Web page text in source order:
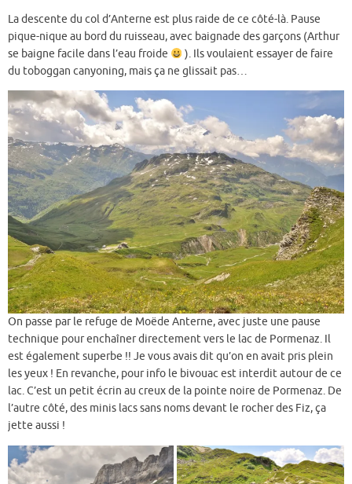
La descente du col d’Anterne est plus raide de ce côté-là. Pause
pique-nique au bord du ruisseau, avec baignade des garçons (Arthur
se baigne facile dans l’eau froide
). Ils voulaient essayer de faire
du toboggan canyoning, mais ça ne glissait pas…
On passe par le refuge de Moëde Anterne, avec juste une pause
technique pour enchaîner directement vers le lac de Pormenaz. Il
est également superbe !! Je vous avais dit qu’on en avait pris plein
les yeux ! En revanche, pour info le bivouac est interdit autour de ce
lac. C’est un petit écrin au creux de la pointe noire de Pormenaz. De
l’autre côté, des minis lacs sans noms devant le rocher des Fiz, ça
jette aussi !